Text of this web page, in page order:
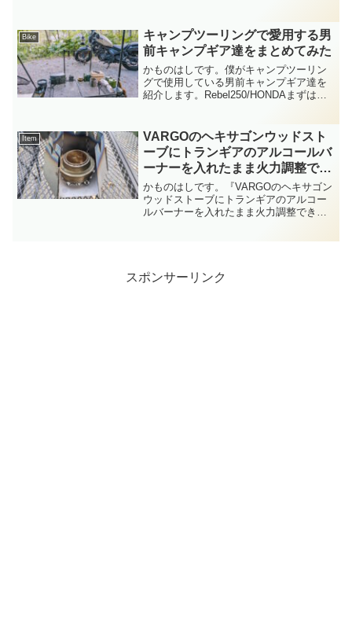
藍の道沿いにあります。受付・料金今回
はデイキャンプで1000...
Bike
キャンプツーリングで愛用する男
前キャンプギア達をまとめてみた
かものはしです。僕がキャンプツーリン
グで使用している男前キャンプギア達を
紹介します。Rebel250/HONDAまずはキ
クに一目惚れして、免許を取る前に購入
しまし...
Item
VARGOのヘキサゴンウッドスト
ーブにトランギアのアルコールバ
ーナーを入れたまま火力調整でき
るのか試してみた
かものはしです。『VARGOのヘキサゴン
ウッドストーブにトランギアのアルコー
ルバーナーを入れたまま火力調整できる
スポンサーリンク